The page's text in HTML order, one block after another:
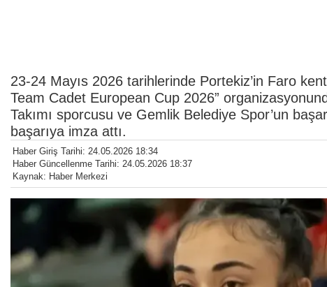
23-24 Mayıs 2026 tarihlerinde Portekiz’in Faro
Team Cadet European Cup 2026”
Takımı sporcusu ve Gemlik Belediye Spor’un
başarıya imza attı.
Haber Giriş Tarihi: 24.05.2026 18:34
Haber Güncellenme Tarihi: 24.05.2026 18:37
Kaynak: Haber Merkezi